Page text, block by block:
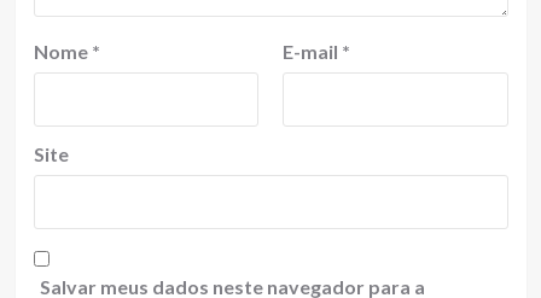
Nome * E-mail *
Site
Salvar meus dados neste navegador para a